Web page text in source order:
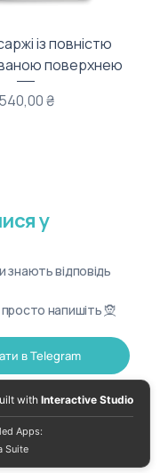
із повністю
поверхнею
Ціна
540,00 ₴
у
знають відповідь
напишіть 🧝
в Telegram
withInteractive Studio
Apps:
Suite